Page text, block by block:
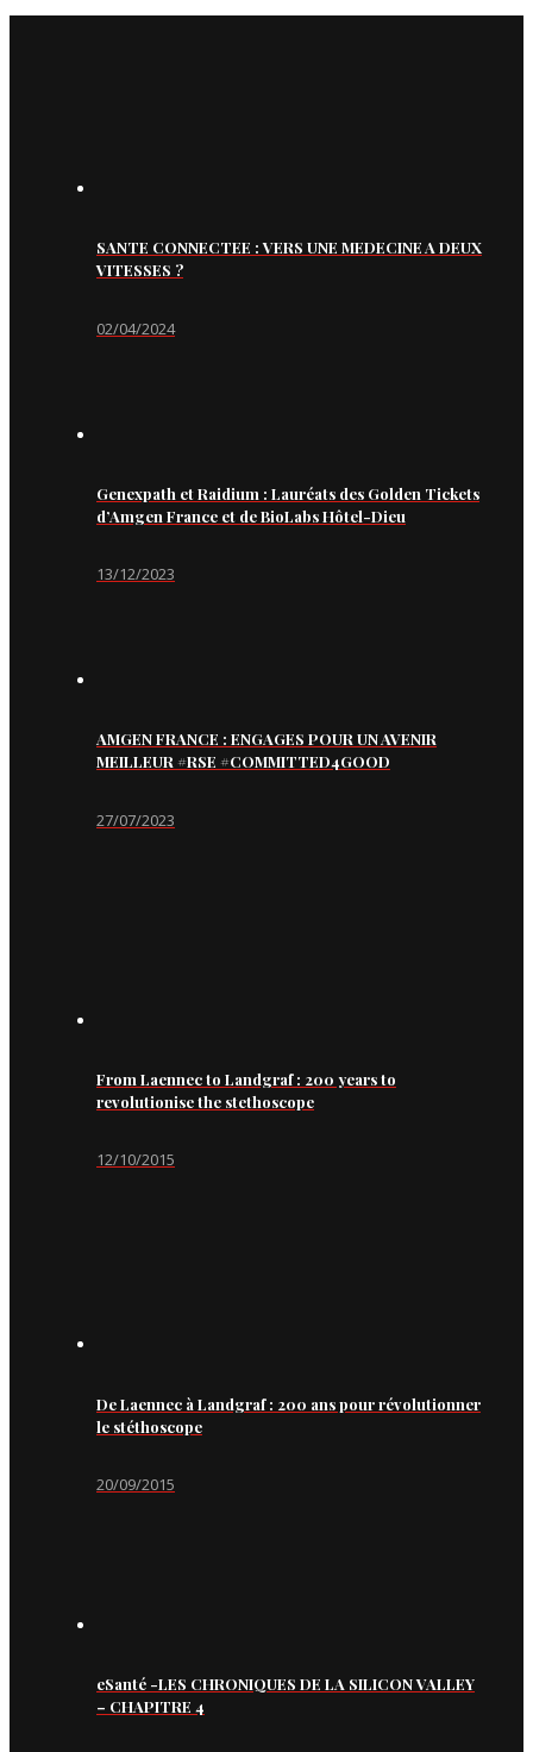
SANTE CONNECTEE : VERS UNE MEDECINE A DEUX
VITESSES ?
02/04/2024
Genexpath et Raidium : Lauréats des Golden Tickets
d’Amgen France et de BioLabs Hôtel-Dieu
13/12/2023
AMGEN FRANCE : ENGAGES POUR UN AVENIR
MEILLEUR #RSE #COMMITTED4GOOD
27/07/2023
From Laennec to Landgraf : 200 years to
revolutionise the stethoscope
12/10/2015
De Laennec à Landgraf : 200 ans pour révolutionner
le stéthoscope
20/09/2015
eSanté -LES CHRONIQUES DE LA SILICON VALLEY
– CHAPITRE 4